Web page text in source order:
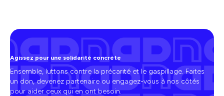
Agissez pour une solidarité concrète
Ensemble, luttons contre la précarité et le gaspillage. Faites
un don, devenez partenaire ou engagez-vous à nos côtés
pour aider ceux qui en ont besoin.